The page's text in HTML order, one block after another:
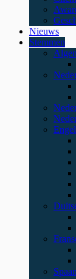
Nieuws
Stemmen